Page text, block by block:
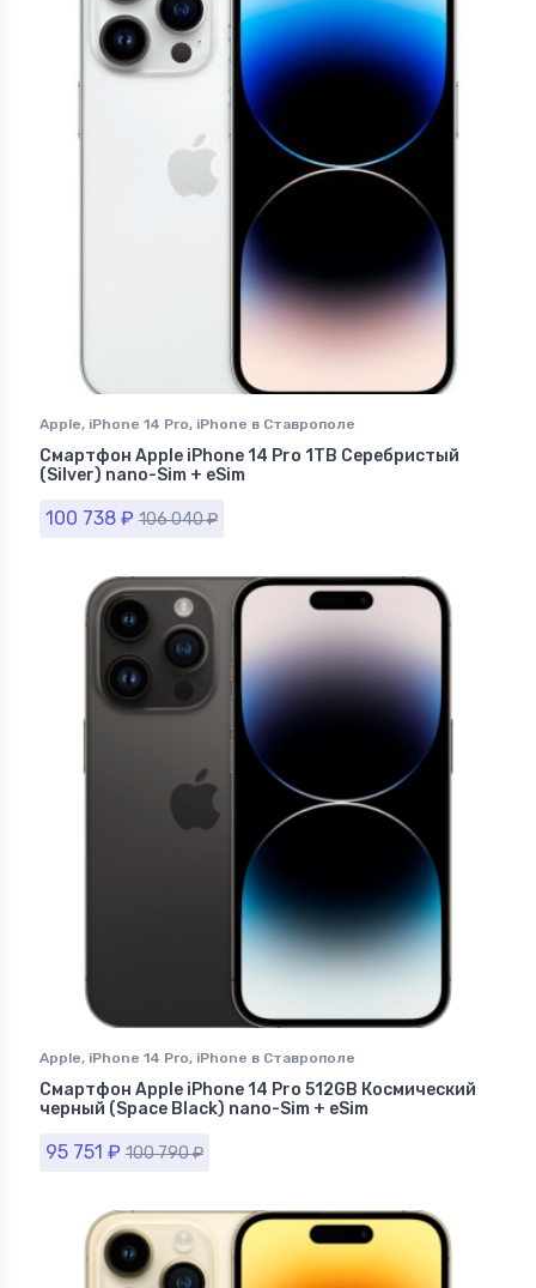
Apple, iPhone 14 Pro, iPhone в Ставрополе
Смартфон Apple iPhone 14 Pro 1TB Серебристый
(Silver) nano-Sim + eSim
100 738 ₽ 106 040₽
Apple, iPhone 14 Pro, iPhone в Ставрополе
Смартфон Apple iPhone 14 Pro 512GB Космический
черный (Space Black) nano-Sim + eSim
95 751 ₽ 100 790₽